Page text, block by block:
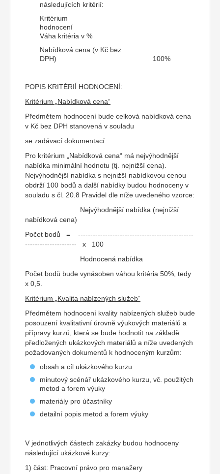
následujících kritérií:
Kritérium
hodnocení
Váha kritéria v %
Nabídková cena (v Kč bez
DPH) 100%
POPIS KRITÉRIÍ HODNOCENÍ:
Kritérium „Nabídková cena“
Předmětem hodnocení bude celková nabídková cena
v Kč bez DPH stanovená v souladu
se zadávací dokumentací.
Pro kritérium „Nabídková cena“ má nejvýhodnější
nabídka minimální hodnotu (tj. nejnižší cena).
Nejvýhodnější nabídka s nejnižší nabídkovou cenou
obdrží 100 bodů a další nabídky budou hodnoceny v
souladu s čl. 20.8 Pravidel dle níže uvedeného vzorce:
Nejvýhodnější nabídka (nejnižší
nabídková cena)
Počet bodů = -----------------------------------------------
--------------------- x 100
Hodnocená nabídka
Počet bodů bude vynásoben váhou kritéria 50%, tedy
x 0,5.
Kritérium „Kvalita nabízených služeb“
Předmětem hodnocení kvality nabízených služeb bude
posouzení kvalitativní úrovně výukových materiálů a
přípravy kurzů, která se bude hodnotit na základě
předložených ukázkových materiálů a níže uvedených
požadovaných dokumentů k hodnoceným kurzům:
obsah a cíl ukázkového kurzu
minutový scénář ukázkového kurzu, vč. použitých
metod a forem výuky
materiály pro účastníky
detailní popis metod a forem výuky
V jednotlivých částech zakázky budou hodnoceny
následující ukázkové kurzy:
1) část: Pracovní právo pro manažery